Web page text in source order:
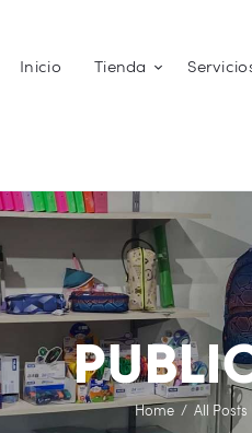
Inicio Tienda
Home All Posts
0 productos